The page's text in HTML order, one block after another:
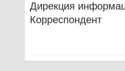
Дирекция
Корреспондент